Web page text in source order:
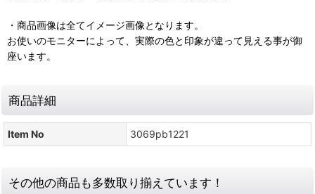
・商品画像は全てイメージ画像となります。
お使いのモニターによって、実際の色と印象が違って見える事が御
座います。
商品詳細
Item No 3069pb1221
その他の商品も多数取り揃えています！